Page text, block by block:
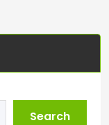
Search